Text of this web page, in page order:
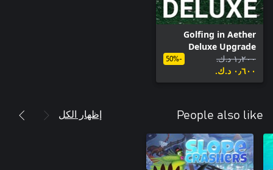
Golfing in Aether
Deluxe Upgrade
١٫٢٠٠ د.ك.‏
٠٫٦٠٠ د.ك.‏
-50%
People also like إظهار الكل